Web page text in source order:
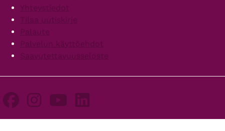
Yhteystiedot
Tilaa uutiskirje
Palaute
Palvelun käyttöehdot
Saavutettavuusseloste